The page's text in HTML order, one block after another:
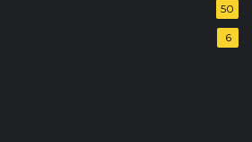
50
6